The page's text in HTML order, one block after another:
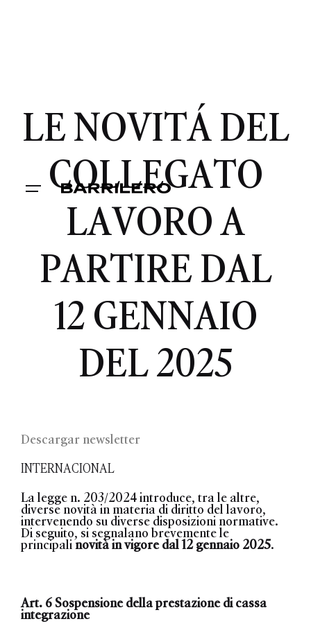
LE NOVITÁ DEL
COLLEGATO
LAVORO A
PARTIRE DAL
12 GENNAIO
DEL 2025
Descargar newsletter
INTERNACIONAL
La legge n. 203/2024 introduce, tra le altre,
diverse novità in materia di diritto del lavoro,
intervenendo su diverse disposizioni normative.
Di seguito, si segnalano brevemente le
principalinovità in vigore dal 12 gennaio 2025.
Art. 6 Sospensione della prestazione di cassa
integrazione